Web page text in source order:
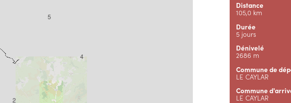
3
Distance
105,0 km
Durée
5 jours
Dénivelé
2686 m
Commune de
LE CAYLAR
Commune
LE CAYLAR